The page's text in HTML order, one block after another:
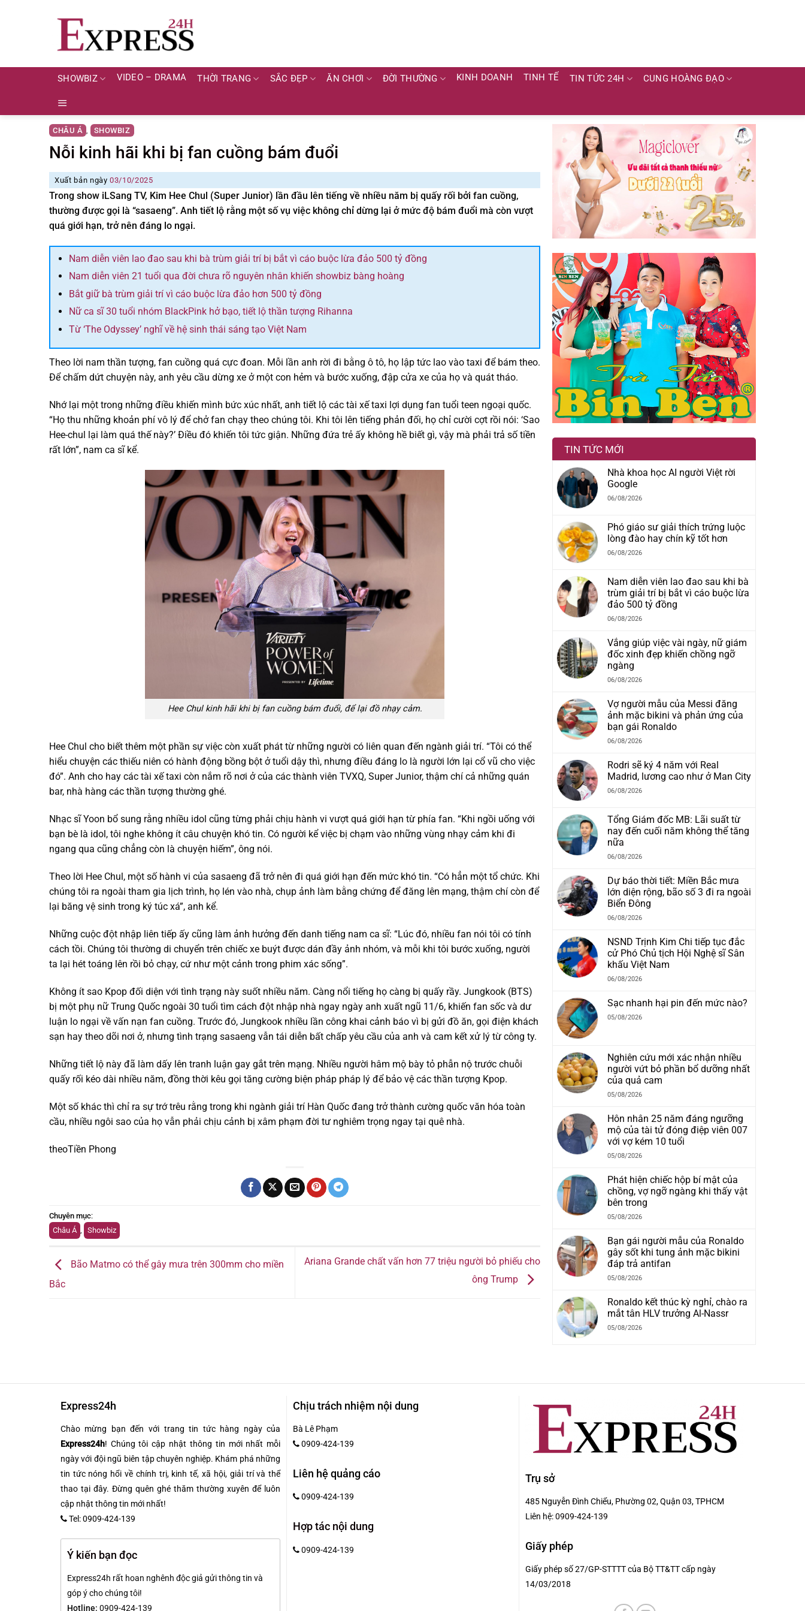
SHOWBIZ VIDEO – DRAMA THỜI TRANG SẮC ĐẸP ĂN CHƠI ĐỜI THƯỜNG KINH DOANH TINH TẾ TIN TỨC 24H CUNG HOÀNG ĐẠO
CHÂU Á , SHOWBIZ
Nỗi kinh hãi khi bị fan cuồng bám đuổi
Xuất bản ngày03/10/2025
Trong show iLSang TV, Kim Hee Chul (Super Junior) lần đầu lên tiếng về nhiều năm bị quấy rối bởi fan cuồng,
thường được gọi là “sasaeng”. Anh tiết lộ rằng một số vụ việc không chỉ dừng lại ở mức độ bám đuổi mà còn vượt
quá giới hạn, trở nên đáng lo ngại.
Nam diễn viên lao đao sau khi bà trùm giải trí bị bắt vì cáo buộc lừa đảo 500 tỷ đồng
Nam diễn viên 21 tuổi qua đời chưa rõ nguyên nhân khiến showbiz bàng hoàng
Bắt giữ bà trùm giải trí vì cáo buộc lừa đảo hơn 500 tỷ đồng
Nữ ca sĩ 30 tuổi nhóm BlackPink hở bạo, tiết lộ thần tượng Rihanna
Từ ‘The Odyssey’ nghĩ về hệ sinh thái sáng tạo Việt Nam
Theo lời nam thần tượng, fan cuồng quá cực đoan. Mỗi lần anh rời đi bằng ô tô, họ lập tức lao vào taxi để bám theo.
Để chấm dứt chuyện này, anh yêu cầu dừng xe ở một con hẻm và bước xuống, đập cửa xe của họ và quát tháo.
Nhớ lại một trong những điều khiến mình bức xúc nhất, anh tiết lộ các tài xế taxi lợi dụng fan tuổi teen ngoại quốc.
“Họ thu những khoản phí vô lý để chở fan chạy theo chúng tôi. Khi tôi lên tiếng phản đối, họ chỉ cười cợt rồi nói: ‘Sao
Hee-chul lại làm quá thế này?’ Điều đó khiến tôi tức giận. Những đứa trẻ ấy không hề biết gì, vậy mà phải trả số tiền
rất lớn”, nam ca sĩ kể.
Hee Chul kinh hãi khi bị fan cuồng bám đuổi, để lại đồ nhạy cảm.
Hee Chul cho biết thêm một phần sự việc còn xuất phát từ những người có liên quan đến ngành giải trí. “Tôi có thể
hiểu chuyện các thiếu niên có hành động bồng bột ở tuổi dậy thì, nhưng điều đáng lo là người lớn lại cổ vũ cho việc
đó”. Anh cho hay các tài xế taxi còn nắm rõ nơi ở của các thành viên TVXQ, Super Junior, thậm chí cả những quán
bar, nhà hàng các thần tượng thường ghé.
Nhạc sĩ Yoon bổ sung rằng nhiều idol cũng từng phải chịu hành vi vượt quá giới hạn từ phía fan. “Khi ngồi uống với
bạn bè là idol, tôi nghe không ít câu chuyện khó tin. Có người kể việc bị chạm vào những vùng nhạy cảm khi đi
ngang qua cũng chẳng còn là chuyện hiếm”, ông nói.
Theo lời Hee Chul, một số hành vi của sasaeng đã trở nên đi quá giới hạn đến mức khó tin. “Có hẳn một tổ chức. Khi
chúng tôi ra ngoài tham gia lịch trình, họ lén vào nhà, chụp ảnh làm bằng chứng để đăng lên mạng, thậm chí còn để
lại băng vệ sinh trong ký túc xá”, anh kể.
Những cuộc đột nhập liên tiếp ấy cũng làm ảnh hưởng đến danh tiếng nam ca sĩ: “Lúc đó, nhiều fan nói tôi có tính
cách tồi. Chúng tôi thường di chuyển trên chiếc xe buýt được dán đầy ảnh nhóm, và mỗi khi tôi bước xuống, người
ta lại hét toáng lên rồi bỏ chạy, cứ như một cảnh trong phim xác sống”.
Không ít sao Kpop đối diện với tình trạng này suốt nhiều năm. Càng nổi tiếng họ càng bị quấy rầy. Jungkook (BTS)
bị một phụ nữ Trung Quốc ngoài 30 tuổi tìm cách đột nhập nhà ngay ngày anh xuất ngũ 11/6, khiến fan sốc và dư
luận lo ngại về vấn nạn fan cuồng. Trước đó, Jungkook nhiều lần công khai cảnh báo vì bị gửi đồ ăn, gọi điện khách
sạn hay theo dõi nơi ở, nhưng tình trạng sasaeng vẫn tái diễn bất chấp yêu cầu của anh và cam kết xử lý từ công ty.
Những tiết lộ này đã làm dấy lên tranh luận gay gắt trên mạng. Nhiều người hâm mộ bày tỏ phẫn nộ trước chuỗi
quấy rối kéo dài nhiều năm, đồng thời kêu gọi tăng cường biện pháp pháp lý để bảo vệ các thần tượng Kpop.
Một số khác thì chỉ ra sự trớ trêu rằng trong khi ngành giải trí Hàn Quốc đang trở thành cường quốc văn hóa toàn
cầu, nhiều ngôi sao của họ vẫn phải chịu cảnh bị xâm phạm đời tư nghiêm trọng ngay tại quê nhà.
theoTiền Phong
Chuyên mục:
Châu Á
Showbiz
Bão Matmo có thể gây mưa trên 300mm cho miền
Bắc
Ariana Grande chất vấn hơn 77 triệu người bỏ phiếu cho
ông Trump
TIN TỨC MỚI
Nhà khoa học AI người Việt rời
Google
06/08/2026
Phó giáo sư giải thích trứng luộc
lòng đào hay chín kỹ tốt hơn
06/08/2026
Nam diễn viên lao đao sau khi bà
trùm giải trí bị bắt vì cáo buộc lừa
đảo 500 tỷ đồng
06/08/2026
Vắng giúp việc vài ngày, nữ giám
đốc xinh đẹp khiến chồng ngỡ
ngàng
06/08/2026
Vợ người mẫu của Messi đăng
ảnh mặc bikini và phản ứng của
bạn gái Ronaldo
06/08/2026
Rodri sẽ ký 4 năm với Real
Madrid, lương cao như ở Man City
06/08/2026
Tổng Giám đốc MB: Lãi suất từ
nay đến cuối năm không thể tăng
nữa
06/08/2026
Dự báo thời tiết: Miền Bắc mưa
lớn diện rộng, bão số 3 đi ra ngoài
Biển Đông
06/08/2026
NSND Trịnh Kim Chi tiếp tục đắc
cử Phó Chủ tịch Hội Nghệ sĩ Sân
khấu Việt Nam
06/08/2026
Sạc nhanh hại pin đến mức nào?
05/08/2026
Nghiên cứu mới xác nhận nhiều
người vứt bỏ phần bổ dưỡng nhất
của quả cam
05/08/2026
Hôn nhân 25 năm đáng ngưỡng
mộ của tài tử đóng điệp viên 007
với vợ kém 10 tuổi
05/08/2026
Phát hiện chiếc hộp bí mật của
chồng, vợ ngỡ ngàng khi thấy vật
bên trong
05/08/2026
Bạn gái người mẫu của Ronaldo
gây sốt khi tung ảnh mặc bikini
đáp trả antifan
05/08/2026
Ronaldo kết thúc kỳ nghỉ, chào ra
mắt tân HLV trưởng Al-Nassr
05/08/2026
Express24h
Chào mừng bạn đến với trang tin tức hàng ngày của
Express24h! Chúng tôi cập nhật thông tin mới nhất mỗi
ngày với đội ngũ biên tập chuyên nghiệp. Khám phá những
tin tức nóng hổi về chính trị, kinh tế, xã hội, giải trí và thể
thao tại đây. Đừng quên ghé thăm thường xuyên để luôn
cập nhật thông tin mới nhất!
Tel: 0909-424-139
Ý kiến bạn đọc
Express24h rất hoan nghênh độc giả gửi thông tin và
góp ý cho chúng tôi!
Hotline: 0909-424-139
Chịu trách nhiệm nội dung
Bà Lê Phạm
0909-424-139
Liên hệ quảng cáo
0909-424-139
Hợp tác nội dung
0909-424-139
Trụ sở
485 Nguyễn Đình Chiểu, Phường 02, Quận 03, TPHCM
Liên hệ:0909-424-139
Giấy phép
Giấy phép số 27/GP-STTTT của Bộ TT&TT cấp ngày
14/03/2018